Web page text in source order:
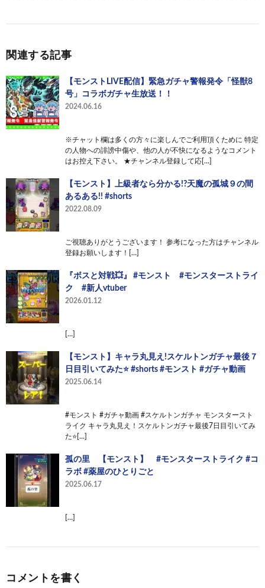
関連する記事
【モンストLIVE配信】緊急ガチャ警報発令「怪獣8
号」コラボガチャ生放送！！
2024.06.16
※チャット欄は多くの方々に楽しんでご利用頂くために 特定
の人物への誹謗中傷や、他の人が不快になるようなコメント
はお控え下さい。 ★チャンネル登録して応[…]
【モンスト】上級者なら分かる!?天魔の孤城９の間
あるある!! #shorts
2022.08.09
ご視聴ありがとうございます！ 参考になった方はチャンネル
登録お願いします！[…]
『ボスと対戦💥』 #モンスト #モンスターストライ
ク #新人vtuber
2026.01.12
[…]
【モンスト】キャラ丸見え!スケルトンガチャ最後７
日目引いてみた⭐ #shorts #モンスト #ガチャ動画
2025.06.14
#モンスト #ガチャ動画 #スケルトンガチャ モンスタースト
ライク キャラ丸見え！スケルトンガチャ最後7日目引いてみ
た⭐[…]
孤の里 【モンスト】 #モンスターストライク #コ
ラボ #薬屋のひとりごと
2025.06.17
[…]
コメントを書く